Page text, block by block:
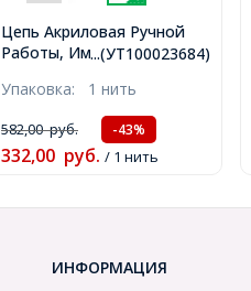
...(УТ100023684)
Цепь Акриловая Ручной
Работы, Имитация
Пластик CCB, Цвет:
Шоколадный, Звено:
29x21x6мм, 1м/нить,
(УТ100023684)
Упаковка: 1 нить
582,00руб. -43%
332,00 руб. / 1 нить
ИНФОРМАЦИЯ